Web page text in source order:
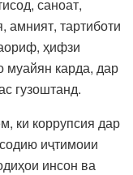
саноат,
амният, тартиботи
ҳифзи
муайян карда, дар
гузоштанд.
ки коррупсия дар
иҷтимоии
инсон ва